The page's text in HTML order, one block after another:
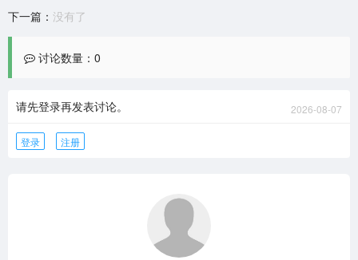
下一篇： 没有了
讨论数量：0
请先登录再发表讨论。 2026-08-07
登录 注册